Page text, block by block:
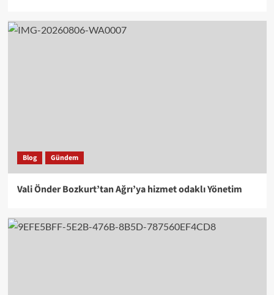
Blog Gündem
Vali Önder Bozkurt’tan Ağrı’ya hizmet odaklı Yönetim